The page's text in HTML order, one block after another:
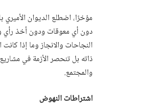
مؤخرًا، اضطلع الديوان
دون أي معوقات ودون أخذ رأي
النجاحات والانجاز وما إذا
ذاته بل تنحصر الأزمة في
والمجتمع.
اشتراطات النهوض